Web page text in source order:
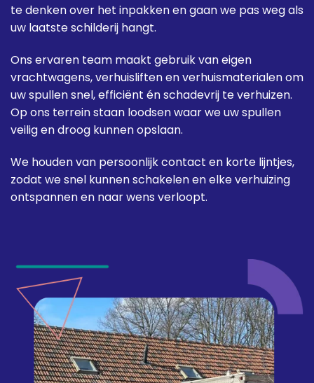
te denken over het inpakken en gaan we pas weg als
uw laatste schilderij hangt.
Ons ervaren team maakt gebruik van eigen
vrachtwagens, verhuisliften en verhuismaterialen om
uw spullen snel, efficiënt én schadevrij te verhuizen.
Op ons terrein staan loodsen waar we uw spullen
veilig en droog kunnen opslaan.
We houden van persoonlijk contact en korte lijntjes,
zodat we snel kunnen schakelen en elke verhuizing
ontspannen en naar wens verloopt.